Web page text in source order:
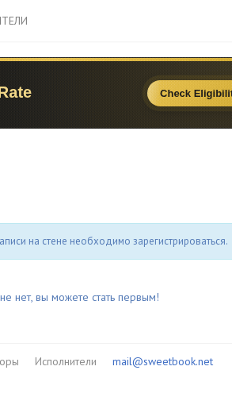
на стене необходимо зарегистрироваться.
нет, вы можете стать первым!
Исполнители mail@sweetbook.net